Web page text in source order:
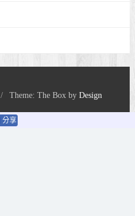
分享
/ Theme: The Box byDesign